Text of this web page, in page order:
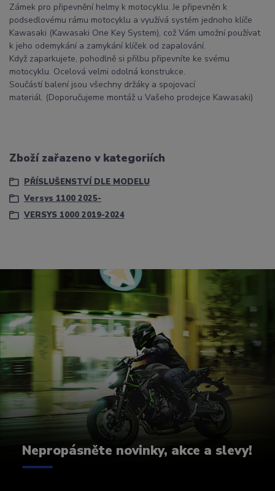
Zámek pro připevnění helmy k motocyklu. Je připevněn k
podsedlovému rámu motocyklu a využívá systém jednoho klíče
Kawasaki (Kawasaki One Key System), což Vám umožní používat
k jeho odemykání a zamykání klíček od zapalování.
Když zaparkujete, pohodlně si přilbu připevníte ke svému
motocyklu. Ocelová velmi odolná konstrukce.
Součástí balení jsou všechny držáky a spojovací
materiál. (Doporučujeme montáž u Vašeho prodejce Kawasaki)
Zboží zařazeno v kategoriích
PŘÍSLUŠENSTVÍ DLE MODELU
Versys 1100 2025-
VERSYS 1000 2019-2024
Nepropásněte novinky, akce a slevy!